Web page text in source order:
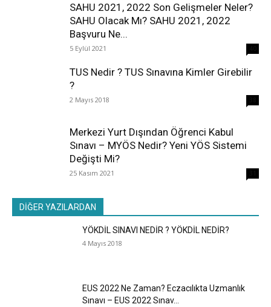
SAHU 2021, 2022 Son Gelişmeler Neler?
SAHU Olacak Mı? SAHU 2021, 2022
Başvuru Ne...
5 Eylül 2021
TUS Nedir ? TUS Sınavına Kimler Girebilir
?
2 Mayıs 2018
Merkezi Yurt Dışından Öğrenci Kabul
Sınavı – MYÖS Nedir? Yeni YÖS Sistemi
Değişti Mi?
25 Kasım 2021
DİĞER YAZILARDAN
YÖKDİL SINAVI NEDİR ? YÖKDİL NEDİR?
4 Mayıs 2018
EUS 2022 Ne Zaman? Eczacılıkta Uzmanlık
Sınavı – EUS 2022 Sınav...